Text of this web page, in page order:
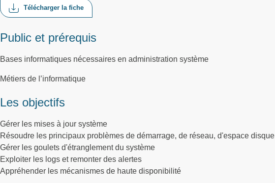
Télécharger la fiche
Public et prérequis
Bases informatiques nécessaires en administration système
Métiers de l’informatique
Les objectifs
Gérer les mises à jour système
Résoudre les principaux problèmes de démarrage, de réseau, d'espace disque
Gérer les goulets d'étranglement du système
Exploiter les logs et remonter des alertes
Appréhender les mécanismes de haute disponibilité